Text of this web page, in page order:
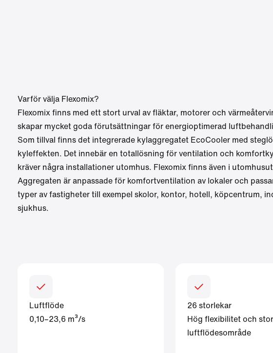
Varför välja Flexomix?
Flexomix finns med ett stort urval av fläktar, motorer och
skapar mycket goda förutsättningar för energioptimerad
Som tillval finns det integrerade kylaggregatet EcoCooler med
kyleffekten. Det innebär en totallösning för ventilation och
kräver några installationer utomhus. Flexomix finns även i
Aggregaten är anpassade för komfortventilation av lokaler och
typer av fastigheter till exempel skolor, kontor, hotell, köpcentrum,
sjukhus.
Luftflöde
0,10–23,6 m³/s
26 storlekar
Hög flexibilitet och
luftflödesområde